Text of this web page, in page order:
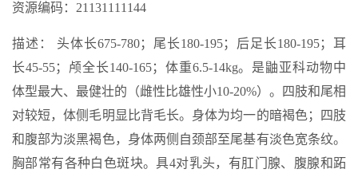
资源编码：21131111144
描述： 头体长675-780；尾长180-195；后足长180-195；耳
长45-55；颅全长140-165；体重6.5-14kg。是鼬亚科动物中
体型最大、最健壮的（雌性比雄性小10-20%）。四肢和尾相
对较短，体侧毛明显比背毛长。身体为均一的暗褐色；四肢
和腹部为淡黑褐色，身体两侧自颈部至尾基有淡色宽条纹。
胸部常有各种白色斑块。具4对乳头，有肛门腺、腹腺和跖